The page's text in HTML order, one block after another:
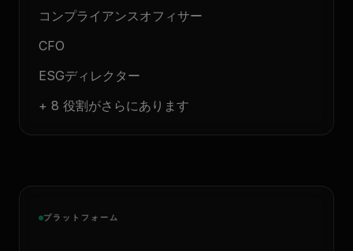
コンプライアンスオフィサー
CFO
ESGディレクター
+ 8 役割がさらにあります
プラットフォーム